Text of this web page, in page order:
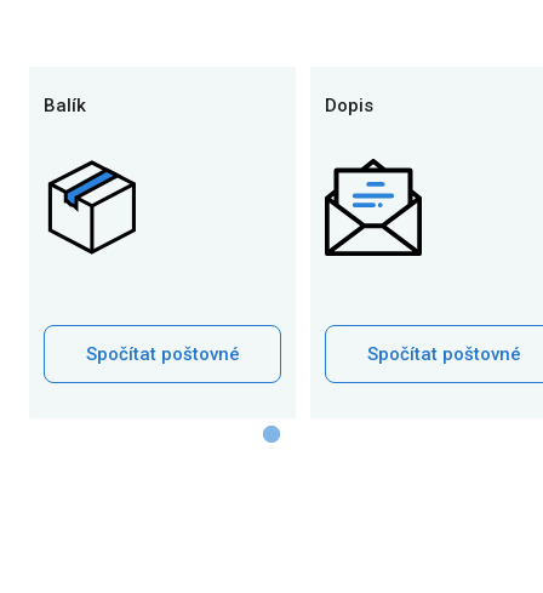
Balík
Spočítat poštovné
Dopis
Spočítat poštovné